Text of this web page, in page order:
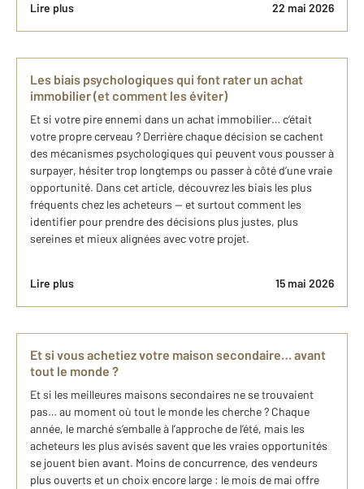
Lire plus 22 mai 2026
Les biais psychologiques qui font rater un achat
immobilier (et comment les éviter)
Et si votre pire ennemi dans un achat immobilier… c’était
votre propre cerveau ? Derrière chaque décision se cachent
des mécanismes psychologiques qui peuvent vous pousser à
surpayer, hésiter trop longtemps ou passer à côté d’une vraie
opportunité. Dans cet article, découvrez les biais les plus
fréquents chez les acheteurs — et surtout comment les
identifier pour prendre des décisions plus justes, plus
sereines et mieux alignées avec votre projet.
Lire plus 15 mai 2026
Et si vous achetiez votre maison secondaire… avant
tout le monde ?
Et si les meilleures maisons secondaires ne se trouvaient
pas… au moment où tout le monde les cherche ? Chaque
année, le marché s’emballe à l’approche de l’été, mais les
acheteurs les plus avisés savent que les vraies opportunités
se jouent bien avant. Moins de concurrence, des vendeurs
plus ouverts et un choix encore large : le mois de mai offre